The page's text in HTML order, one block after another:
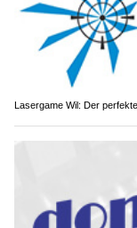
Lasergame Wil: Der